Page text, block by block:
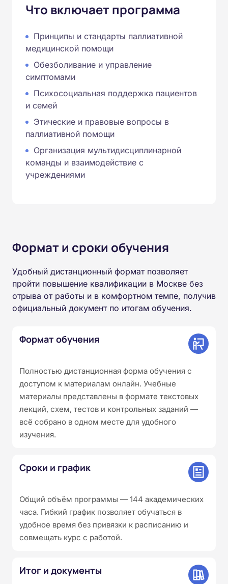
Что включает программа
Принципы и стандарты паллиативной
медицинской помощи
Обезболивание и управление
симптомами
Психосоциальная поддержка пациентов
и семей
Этические и правовые вопросы в
паллиативной помощи
Организация мультидисциплинарной
команды и взаимодействие с
учреждениями
Формат и сроки обучения
Удобный дистанционный формат позволяет
пройти повышение квалификации в Москве без
отрыва от работы и в комфортном темпе, получив
официальный документ по итогам обучения.
Формат обучения
Полностью дистанционная форма обучения с
доступом к материалам онлайн. Учебные
материалы представлены в формате текстовых
лекций, схем, тестов и контрольных заданий —
всё собрано в одном месте для удобного
изучения.
Сроки и график
Общий объём программы — 144 академических
часа. Гибкий график позволяет обучаться в
удобное время без привязки к расписанию и
совмещать курс с работой.
Итог и документы